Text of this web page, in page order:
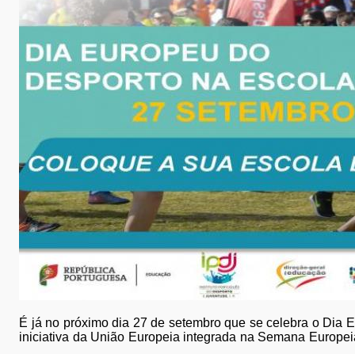
É já no próximo dia 27 de setembro que se celebra o Dia
iniciativa da União Europeia integrada na Semana